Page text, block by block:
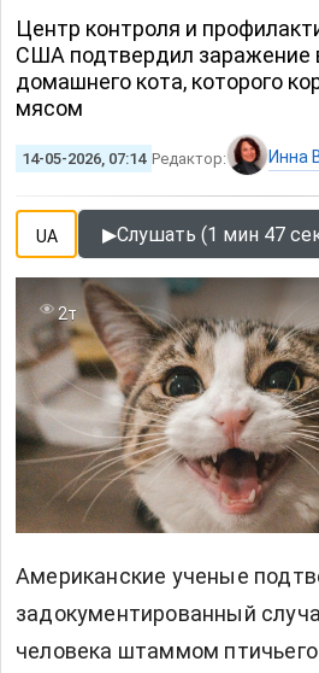
Центр контроля и
США подтвердил заражение
домашнего кота, которого
мясом
14-05-2026, 07:14 Редактор: Инна
UA ▶Слушать (1 мин 47
2т
Американские ученые
задокументированный
человека штаммом птичьего